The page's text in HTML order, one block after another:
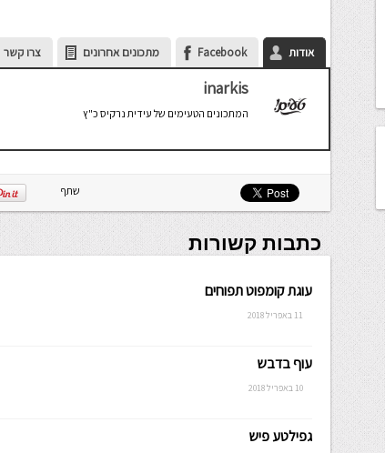
אודות Facebook מתכונים אחרונים צרו קשר
inarkis
המתכונים הטעימים של עידית נרקיס כ"ץ
שתף
כתבות קשורות
עוגת קומפוט תפוחים
11 באפריל 2018
עוף בדבש
10 באפריל 2018
גפילטע פיש